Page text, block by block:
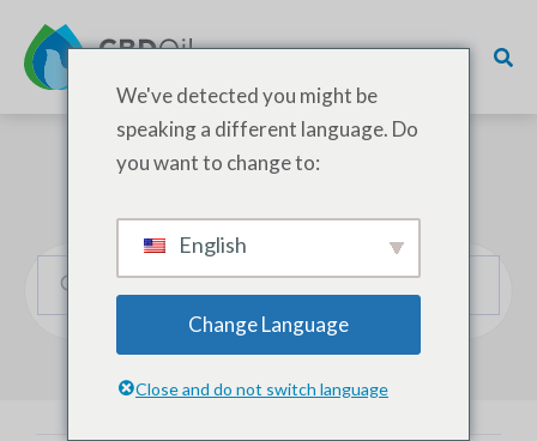
We've detected you might be
speaking a different language. Do
you want to change to:
English
Change Language
Close and do not switch language